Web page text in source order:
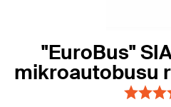
"EuroBus"
mikroautobusu